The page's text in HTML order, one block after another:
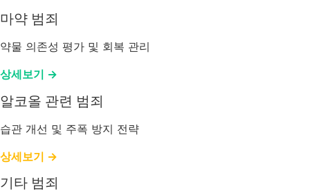
마약 범죄
약물 의존성 평가 및 회복 관리
상세보기 →
알코올 관련 범죄
습관 개선 및 주폭 방지 전략
상세보기 →
기타 범죄